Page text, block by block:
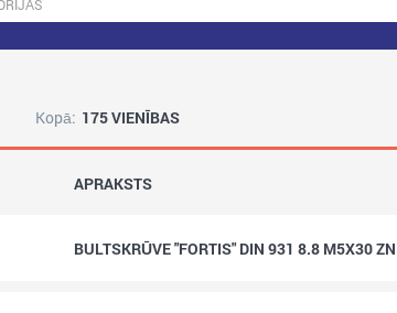
Kopā: 175 VIENĪBAS
APRAKSTS
BULTSKRŪVE "FORTIS" DIN 931 8.8 M5X30 ZN